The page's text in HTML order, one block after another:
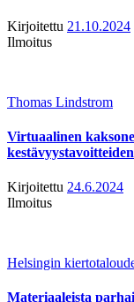
Kirjoitettu 21.10.2024
Ilmoitus
Thomas Lindstrom
Virtuaalinen
Kirjoitettu 24.6.2024
Ilmoitus
Helsingin
Materiaaleista